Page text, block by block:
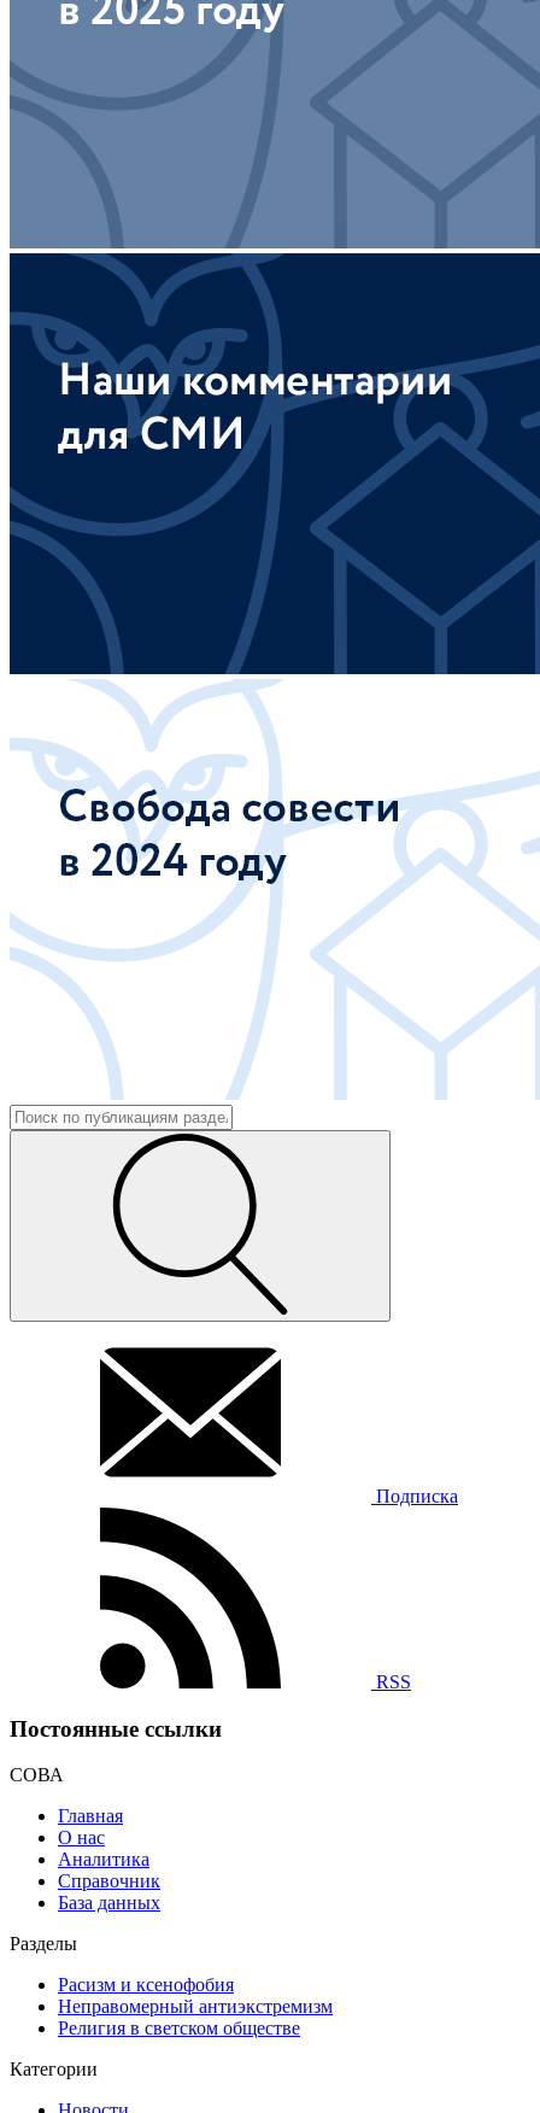
Подписка
RSS
Постоянные ссылки
СОВА
Главная
О нас
Аналитика
Справочник
База данных
Разделы
Расизм и ксенофобия
Неправомерный антиэкстремизм
Религия в светском обществе
Категории